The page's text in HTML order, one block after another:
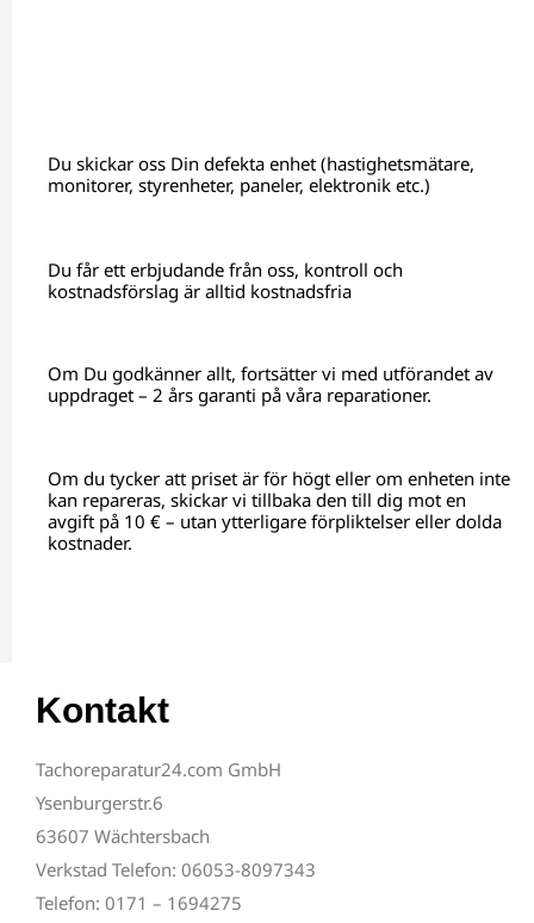
Du skickar oss Din defekta enhet (hastighetsmätare,
monitorer, styrenheter, paneler, elektronik etc.)
Du får ett erbjudande från oss, kontroll och
kostnadsförslag är alltid kostnadsfria
Om Du godkänner allt, fortsätter vi med utförandet av
uppdraget – 2 års garanti på våra reparationer.
Om du tycker att priset är för högt eller om enheten inte
kan repareras, skickar vi tillbaka den till dig mot en
avgift på 10 € – utan ytterligare förpliktelser eller dolda
kostnader.
Kontakt
Tachoreparatur24.com GmbH
Ysenburgerstr.6
63607 Wächtersbach
Verkstad Telefon: 06053-8097343
Telefon: 0171 – 1694275